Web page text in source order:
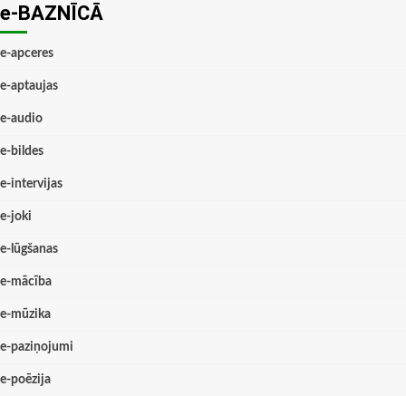
e-BAZNĪCĀ
e-apceres
e-aptaujas
e-audio
e-bildes
e-intervijas
e-joki
e-lūgšanas
e-mācība
e-mūzika
e-paziņojumi
e-poēzija